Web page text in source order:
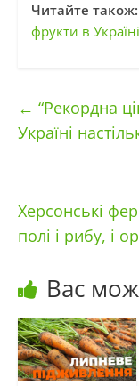
Читайте також:
фрукти в
← “Рекордна
Україні
Херсонські
полі і рибу, і
Вас